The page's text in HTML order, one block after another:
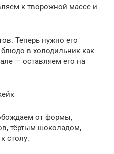
к творожной массе и
Теперь нужно его
блюдо в холодильник как
— оставляем его на
от формы,
тёртым шоколадом,
столу.